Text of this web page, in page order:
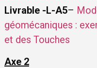
Livrable -L-A5–
géomécaniques :
et des Touches
Axe 2